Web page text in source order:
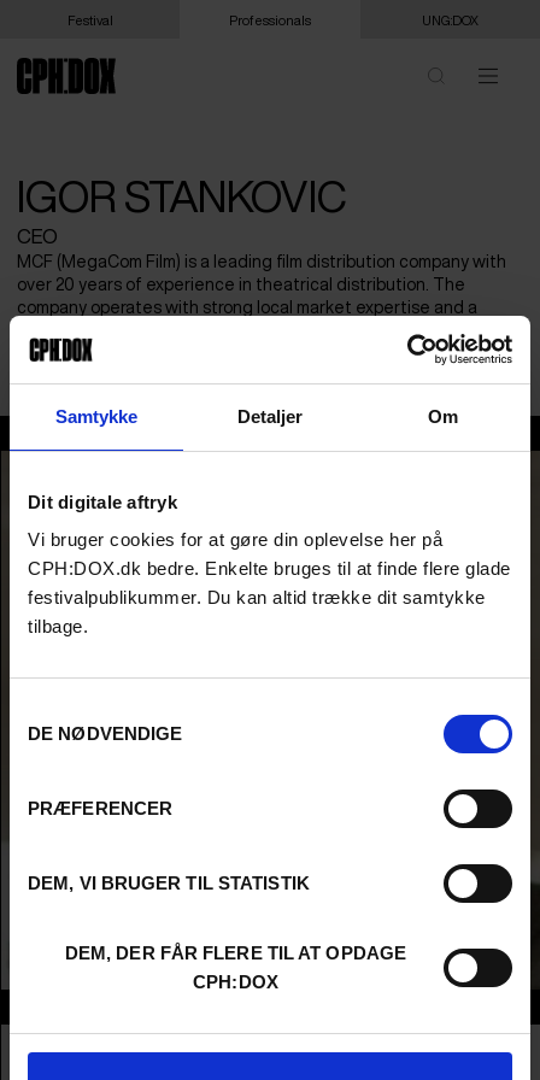
Samtykke Detaljer Om
Dit digitale aftryk
Vi bruger cookies for at gøre din oplevelse her på
CPH:DOX.dk bedre. Enkelte bruges til at finde flere glade
festivalpublikummer. Du kan altid trække dit samtykke
tilbage.
DE NØDVENDIGE
PRÆFERENCER
DEM, VI BRUGER TIL STATISTIK
DEM, DER FÅR FLERE TIL AT OPDAGE
CPH:DOX
Festival Professionals UNG:DOX
IGOR STANKOVIC
CEO
MCF (MegaCom Film) is a leading film distribution company with
over 20 years of experience in theatrical distribution. The
company operates with strong local market expertise and a
hands-on approach to release strategy, marketing, and audience
development in the broader Western Balkan region.